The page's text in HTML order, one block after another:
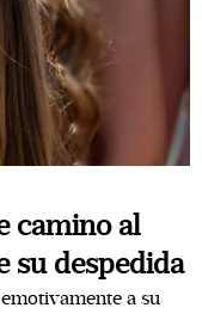
camino al
su despedida
a su